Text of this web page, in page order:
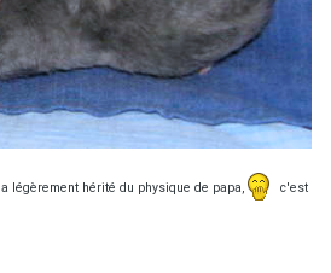
légèrement hérité du physique de papa,
c'est